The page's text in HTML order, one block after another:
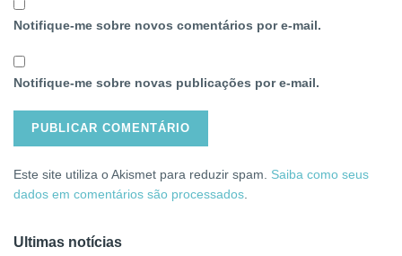
Notifique-me sobre novos comentários por e-mail.
Notifique-me sobre novas publicações por e-mail.
Este site utiliza o Akismet para reduzir spam. Saiba como seus
dados em comentários são processados
Ultimas notícias